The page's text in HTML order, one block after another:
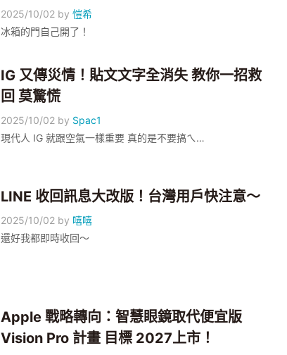
2025/10/02 by愷希
冰箱的門自己開了！
IG 又傳災情！貼文文字全消失 教你一招救
回 莫驚慌
2025/10/02 by Spac1
現代人 IG 就跟空氣一樣重要 真的是不要搞ㄟ…
LINE 收回訊息大改版！台灣用戶快注意～
2025/10/02 by 嘻嘻
還好我都即時收回～
Apple 戰略轉向：智慧眼鏡取代便宜版
Vision Pro 計畫 目標 2027上市！